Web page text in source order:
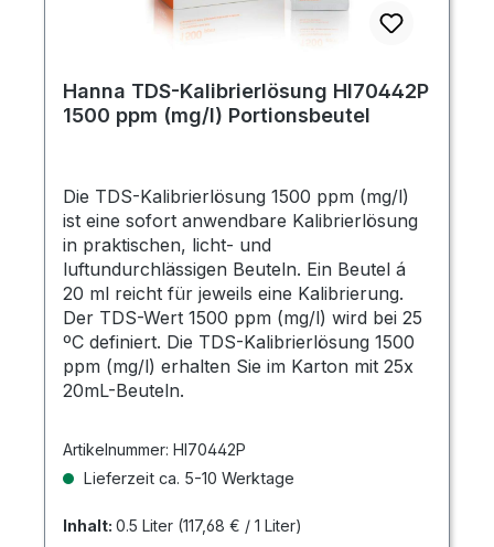
Hanna TDS-Kalibrierlösung HI70442P
1500 ppm (mg/l) Portionsbeutel
Die TDS-Kalibrierlösung 1500 ppm (mg/l)
ist eine sofort anwendbare Kalibrierlösung
in praktischen, licht- und
luftundurchlässigen Beuteln. Ein Beutel á
20 ml reicht für jeweils eine Kalibrierung.
Der TDS-Wert 1500 ppm (mg/l) wird bei 25
ºC definiert. Die TDS-Kalibrierlösung 1500
ppm (mg/l) erhalten Sie im Karton mit 25x
20mL-Beuteln.
Artikelnummer: HI70442P
Lieferzeit ca. 5-10 Werktage
Inhalt: 0.5 Liter (117,68 € / 1 Liter)